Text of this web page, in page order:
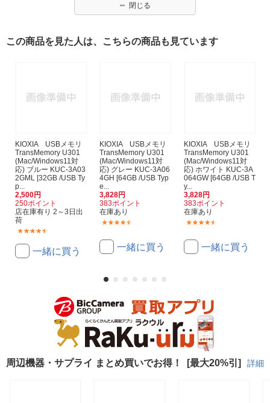
閉じる
この商品を見た人は、こちらの商品も見ています
KIOXIA USBメモリ
TransMemory U301
(Mac/Windows11対
応) ブルー KUC-3A03
2GML [32GB /USB Ty
p...
2,500円
250ポイント
店在庫有り 2～3日出
荷
一緒に買う
KIOXIA USBメモリ
TransMemory U301
(Mac/Windows11対
応) グレー KUC-3A06
4GH [64GB /USB Typ
e...
3,828円
383ポイント
在庫あり
一緒に買う
KIOXIA USBメモリ
TransMemory U301
(Mac/Windows11対
応) ホワイト KUC-3A
064GW [64GB /USB T
y...
3,828円
383ポイント
在庫あり
一緒に買う
周辺機器・サプライ まとめ買いでお得！ [最大20%引] 詳細